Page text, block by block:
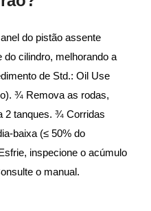
do pistão assente
do cilindro, melhorando a
de Std.: Oil Use
¾ Remova as rodas,
2 tanques. ¾ Corridas
baixa (≤ 50% do
inspecione o acúmulo
o manual.